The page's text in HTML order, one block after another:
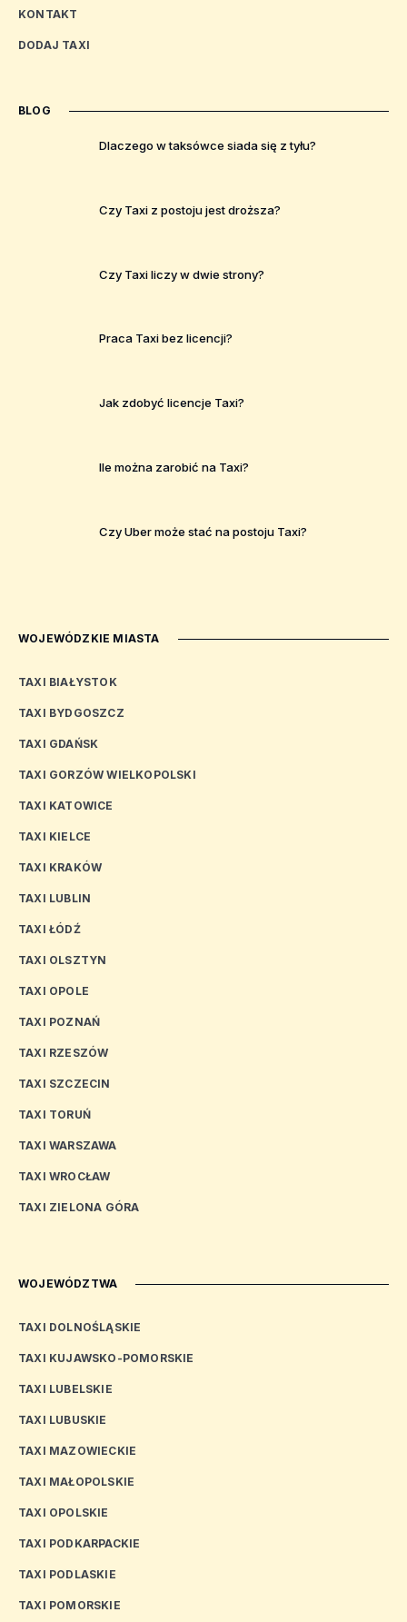
KONTAKT
DODAJ TAXI
BLOG
Dlaczego w taksówce siada się z tyłu?
Czy Taxi z postoju jest droższa?
Czy Taxi liczy w dwie strony?
Praca Taxi bez licencji?
Jak zdobyć licencje Taxi?
Ile można zarobić na Taxi?
Czy Uber może stać na postoju Taxi?
WOJEWÓDZKIE MIASTA
TAXI BIAŁYSTOK
TAXI BYDGOSZCZ
TAXI GDAŃSK
TAXI GORZÓW WIELKOPOLSKI
TAXI KATOWICE
TAXI KIELCE
TAXI KRAKÓW
TAXI LUBLIN
TAXI ŁÓDŹ
TAXI OLSZTYN
TAXI OPOLE
TAXI POZNAŃ
TAXI RZESZÓW
TAXI SZCZECIN
TAXI TORUŃ
TAXI WARSZAWA
TAXI WROCŁAW
TAXI ZIELONA GÓRA
WOJEWÓDZTWA
TAXI DOLNOŚLĄSKIE
TAXI KUJAWSKO-POMORSKIE
TAXI LUBELSKIE
TAXI LUBUSKIE
TAXI MAZOWIECKIE
TAXI MAŁOPOLSKIE
TAXI OPOLSKIE
TAXI PODKARPACKIE
TAXI PODLASKIE
TAXI POMORSKIE